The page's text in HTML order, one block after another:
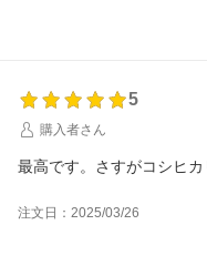
5
購入者さん
最高です。さすがコシヒカ
注文日：2025/03/26